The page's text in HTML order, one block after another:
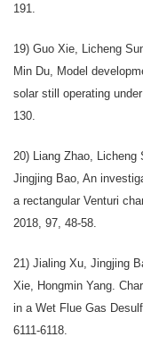
191.
19) Guo Xie, Licheng
Min Du, Model
solar still operating
130.
20) Liang Zhao, Licheng
Jingjing Bao, An
a rectangular Venturi
2018, 97, 48-58.
21) Jialing Xu, Jingjing
Xie, Hongmin Yang.
in a Wet Flue Gas
6111-6118.